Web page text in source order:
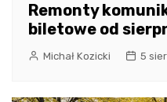
Remonty
biletowe od
Michał Kozicki 5